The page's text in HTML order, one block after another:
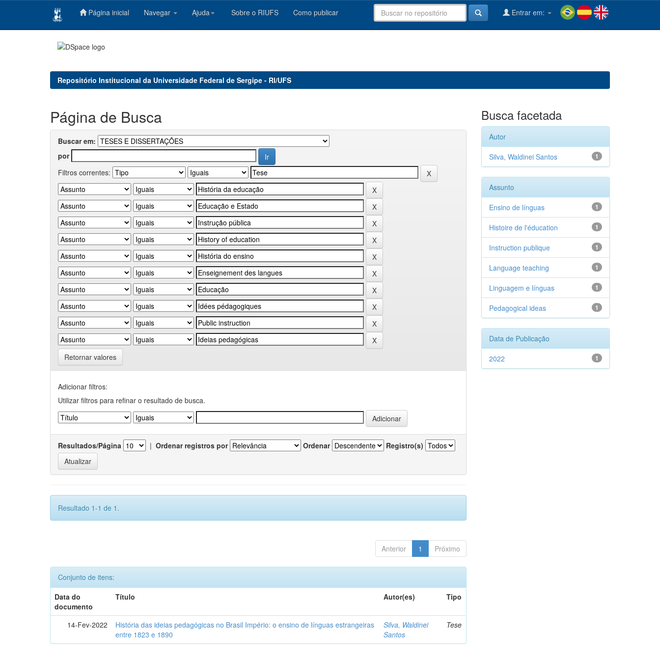
Página inicial Navegar Ajuda Sobre o RIUFS Como publicar Entrar em:
Repositório Institucional da Universidade Federal de Sergipe - RI/UFS
Página de Busca
Buscar em:
por
Filtros correntes:
Retornar valores
Adicionar filtros:
Utilizar filtros para refinar o resultado de busca.
Resultados/Página | Ordenar registros por Ordenar Registro(s)
Resultado 1-1 de 1.
Anterior 1 Próximo
Conjunto de itens:
Data do
documento
Título Autor(es) Tipo
14-Fev-2022
História das ideias pedagógicas no Brasil Império: o ensino de línguas estrangeiras
entre 1823 e 1890
Silva, Waldinei
Santos
Tese
Busca facetada
Autor
1
Silva, Waldinei Santos
Assunto
1
Ensino de línguas
1
Histoire de l'éducation
1
Instruction publique
1
Language teaching
1
Linguagem e línguas
1
Pedagogical ideas
Data de Publicação
1
2022